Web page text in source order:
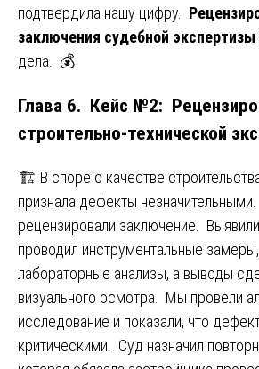
подтвердила нашу цифру.
заключения судебной экспертизы
дела. 💰
Глава 6. Кейс №2:
строительно-технической
🏗️ В споре о качестве
признала дефекты
рецензировали заключение.
проводил инструментальные
лабораторные анализы, а выводы
визуального осмотра. Мы провели
исследование и показали, что
критическими. Суд назначил